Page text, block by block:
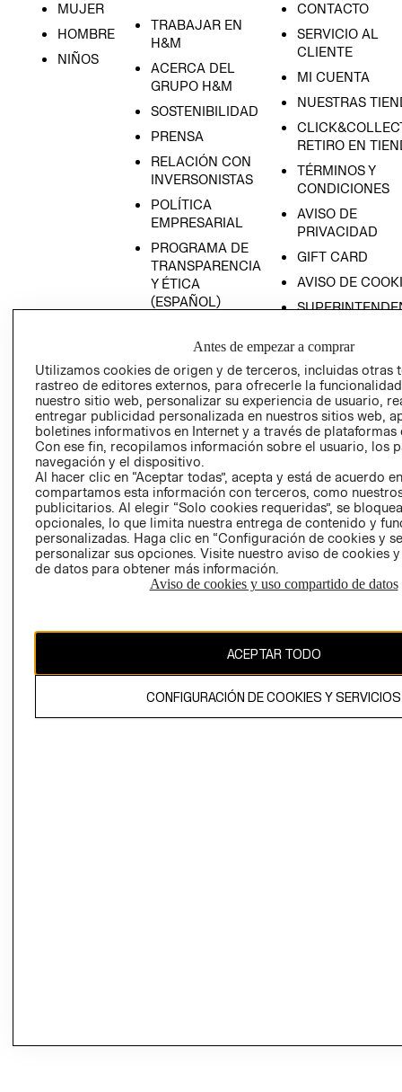
MUJER
HOMBRE
NIÑOS
TRABAJAR EN
H&M
ACERCA DEL
GRUPO H&M
SOSTENIBILIDAD
PRENSA
RELACIÓN CON
INVERSONISTAS
POLÍTICA
EMPRESARIAL
PROGRAMA DE
TRANSPARENCIA
Y ÉTICA
(ESPAÑOL)
TRANSPARENCIA
Y ÉTICA (INGLÉS)
CONTACTO
SERVICIO AL
CLIENTE
MI CUENTA
NUESTRAS
RETIRO EN
TÉRMINOS Y
CONDICIONES
AVISO DE
PRIVACIDAD
GIFT CARD
AVISO DE
COMERCIO - SIC
PETICIONES
QUEJAS Y
RECLAMOS
Colombia ($)
CAMBIAR REGIÓN
propiedad de H&M Hennes & Mauritz AB.
Antes de empezar a comprar
Utilizamos cookies de origen y de terceros, incluidas otras
rastreo de editores externos, para ofrecerle la
nuestro sitio web, personalizar su experiencia de usuario,
entregar publicidad personalizada en nuestros sitios web,
boletines informativos en Internet y a través de plataformas
Con ese fin, recopilamos información sobre el usuario, los
navegación y el dispositivo.
Al hacer clic en “Aceptar todas”, acepta y está de acuerdo
compartamos esta información con terceros, como
publicitarios. Al elegir “Solo cookies requeridas”, se
opcionales, lo que limita nuestra entrega de contenido y
personalizadas. Haga clic en “Configuración de cookies y
personalizar sus opciones. Visite nuestro aviso de cookies
de datos para obtener más información.
Aviso de cookies y uso compartido de datos
ACEPTAR TODO
CONFIGURACIÓN DE COOKIES Y SERVICIOS